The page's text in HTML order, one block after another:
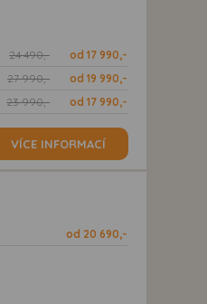
24 490,-
od 17 990,-
27 990,-
od 19 990,-
23 990,- od 17 990,-
VÍCE INFORMACÍ
od 20 690,-